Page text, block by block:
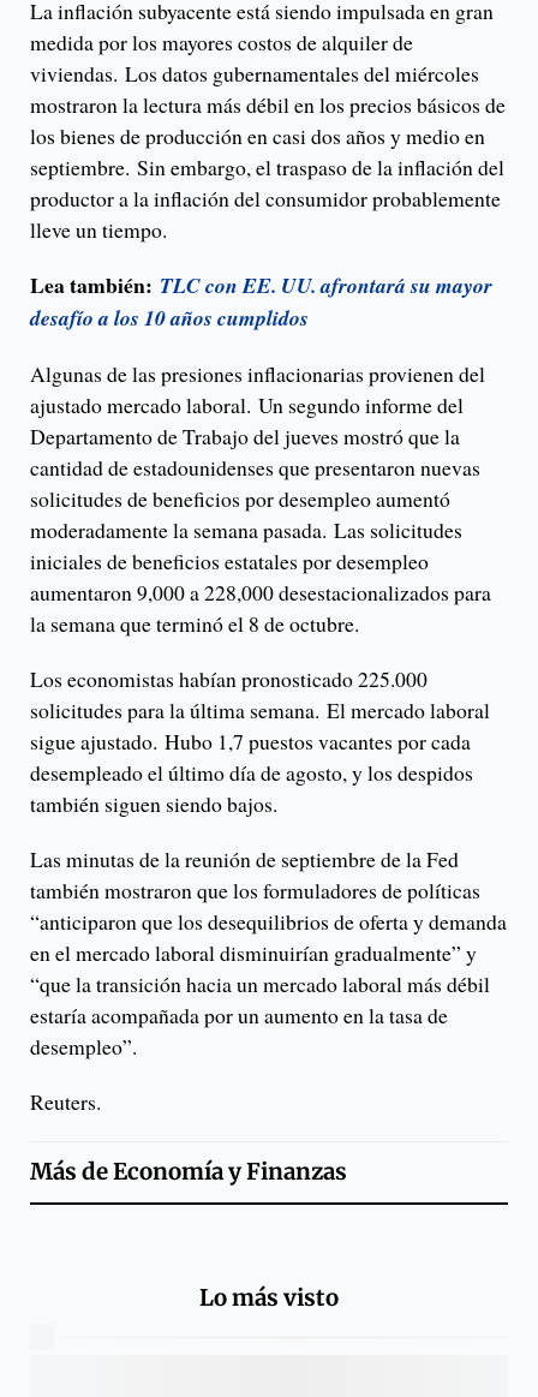
La inflación subyacente está siendo impulsada en gran
medida por los mayores costos de alquiler de
viviendas. Los datos gubernamentales del miércoles
mostraron la lectura más débil en los precios básicos de
los bienes de producción en casi dos años y medio en
septiembre. Sin embargo, el traspaso de la inflación del
productor a la inflación del consumidor probablemente
lleve un tiempo.
Lea también: TLC con EE. UU. afrontará su mayor
desafío a los 10 años cumplidos
Algunas de las presiones inflacionarias provienen del
ajustado mercado laboral. Un segundo informe del
Departamento de Trabajo del jueves mostró que la
cantidad de estadounidenses que presentaron nuevas
solicitudes de beneficios por desempleo aumentó
moderadamente la semana pasada. Las solicitudes
iniciales de beneficios estatales por desempleo
aumentaron 9,000 a 228,000 desestacionalizados para
la semana que terminó el 8 de octubre.
Los economistas habían pronosticado 225.000
solicitudes para la última semana. El mercado laboral
sigue ajustado. Hubo 1,7 puestos vacantes por cada
desempleado el último día de agosto, y los despidos
también siguen siendo bajos.
Las minutas de la reunión de septiembre de la Fed
también mostraron que los formuladores de políticas
“anticiparon que los desequilibrios de oferta y demanda
en el mercado laboral disminuirían gradualmente” y
“que la transición hacia un mercado laboral más débil
estaría acompañada por un aumento en la tasa de
desempleo”.
Reuters.
Más deEconomía y Finanzas
Lo más visto